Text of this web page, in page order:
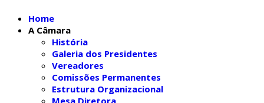
Home
A Câmara
História
Galeria dos Presidentes
Vereadores
Comissões Permanentes
Estrutura Organizacional
Mesa Diretora